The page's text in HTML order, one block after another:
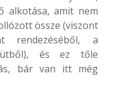
alkotása, amit nem
össze (viszont
rendezéséből, a
és ez tőle
bár van itt még